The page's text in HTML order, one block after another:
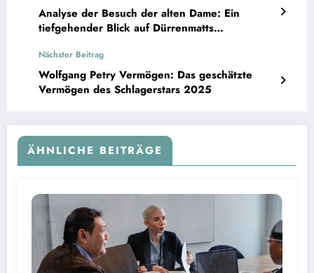
Analyse der Besuch der alten Dame: Ein
tiefgehender Blick auf Dürrenmatts
Nächster Beitrag
Wolfgang Petry Vermögen: Das geschätzte
Vermögen des Schlagerstars 2025
ÄHNLICHE BEITRÄGE